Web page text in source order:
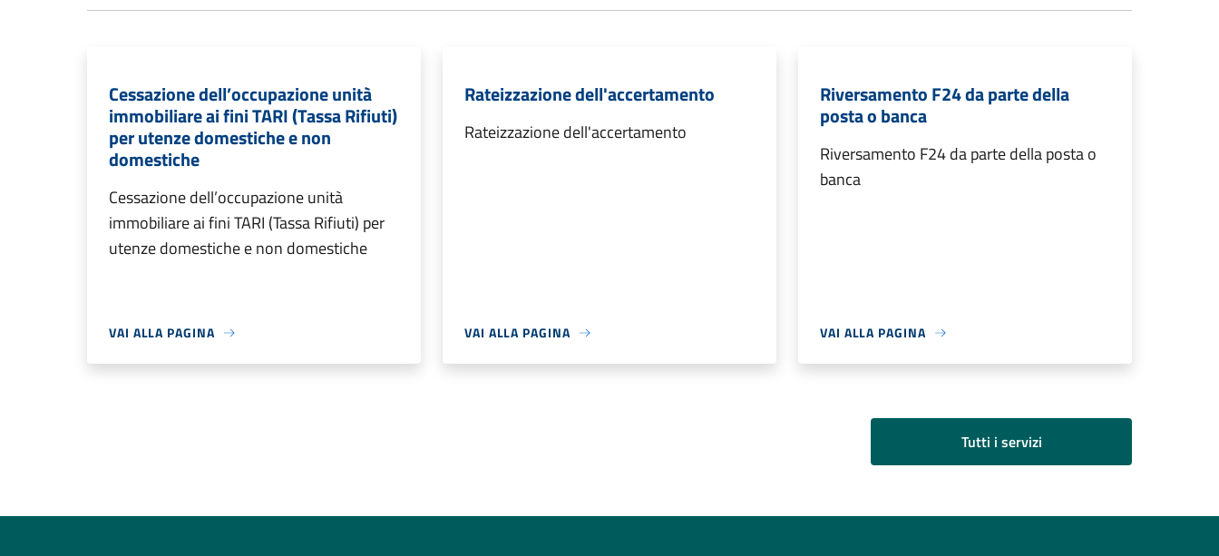
Cessazione dell’occupazione unità
immobiliare ai fini TARI (Tassa Rifiuti)
per utenze domestiche e non
domestiche
Cessazione dell’occupazione unità
immobiliare ai fini TARI (Tassa Rifiuti) per
utenze domestiche e non domestiche
VAI ALLA PAGINA
Rateizzazione dell'accertamento
Rateizzazione dell'accertamento
VAI ALLA PAGINA
Riversamento F24 da parte della
posta o banca
Riversamento F24 da parte della posta o
banca
VAI ALLA PAGINA
Tutti i servizi